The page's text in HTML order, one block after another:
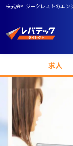
株式会社ジークレストのエン
求人